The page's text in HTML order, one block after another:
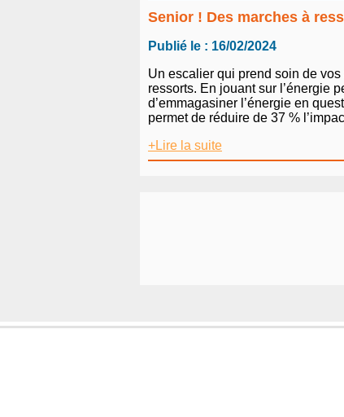
Senior ! Des marches à
Publié le : 16/02/2024
Un escalier qui prend soin de vos
ressorts. En jouant sur l’énergie
d’emmagasiner l’énergie en
permet de réduire de 37 %
+Lire la suite